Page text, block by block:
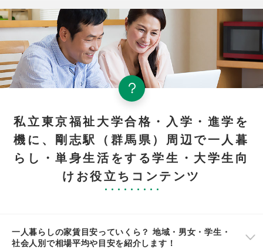
私立東京福祉大学合格・入学・進学を
機に、剛志駅（群馬県）周辺で一人暮
らし・単身生活をする学生・大学生向
けお役立ちコンテンツ
一人暮らしの家賃目安っていくら？ 地域・男女・学生・
社会人別で相場平均や目安を紹介します！